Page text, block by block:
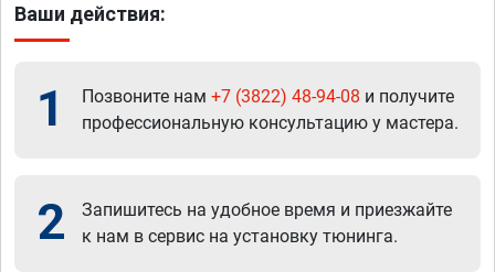
Ваши действия:
1 Позвоните нам +7 (3822) 48-94-08 и получите
профессиональную консультацию у мастера.
2
Запишитесь на удобное время и приезжайте
к нам в сервис на установку тюнинга.